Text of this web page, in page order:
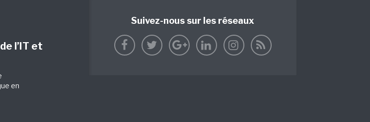
l’IT et
en
Suivez-nous sur les réseaux